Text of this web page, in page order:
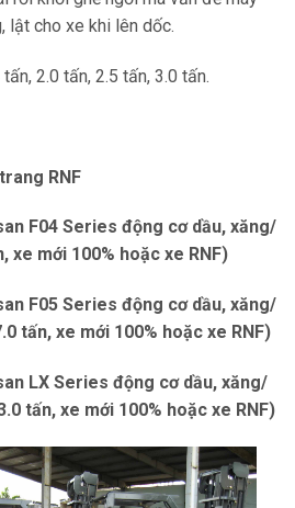
lật cho xe khi lên dốc.
2.0 tấn, 2.5 tấn, 3.0 tấn.
RNF
F04 Series động cơ dầu, xăng/
xe mới 100% hoặc xe RNF)
F05 Series động cơ dầu, xăng/
tấn, xe mới 100% hoặc xe RNF)
LX Series động cơ dầu, xăng/
tấn, xe mới 100% hoặc xe RNF)